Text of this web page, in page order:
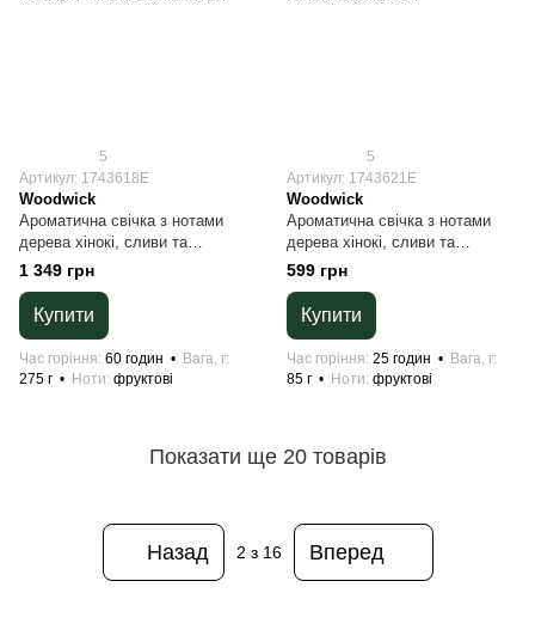
5
Артикул: 1743618E
Woodwick
Ароматична свічка з нотами
дерева хінокі, сливи та
жоржини Woodwick Medium
Hinoki Dahlia 275 г
1 349 грн
Купити
Час горіння 60 годин
Вага, г
275 г
Ноти фруктові
5
Артикул: 1743621E
Woodwick
Ароматична свічка з нотами
дерева хінокі, сливи та
жоржини Woodwick Mini Hinoki
Dahlia 85 г
599 грн
Купити
Час горіння 25 годин
Вага, г
85 г
Ноти фруктові
Показати ще 20 товарів
Назад 2 з 16 Вперед